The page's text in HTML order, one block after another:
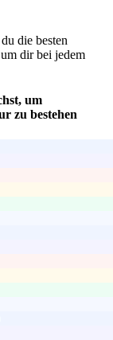
die besten
dir bei jedem
um
zu bestehen